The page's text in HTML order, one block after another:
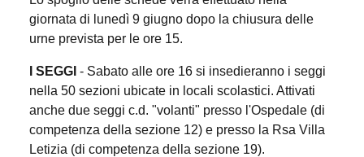
giornata di lunedì 9 giugno dopo la chiusura delle
urne prevista per le ore 15.
I SEGGI - Sabato alle ore 16 si insedieranno i seggi
nella 50 sezioni ubicate in locali scolastici. Attivati
anche due seggi c.d. "volanti" presso l'Ospedale (di
competenza della sezione 12) e presso la Rsa Villa
Letizia (di competenza della sezione 19).